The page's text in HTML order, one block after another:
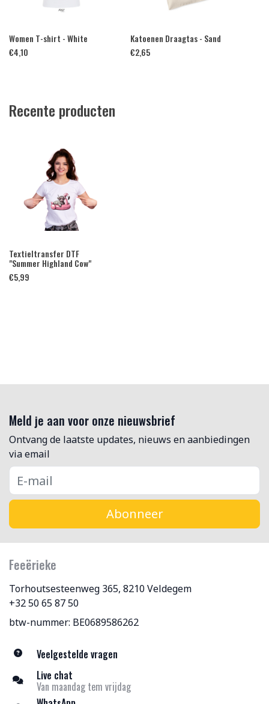
Women T-shirt - White
€4,10
Katoenen Draagtas - Sand
€2,65
Recente producten
Textieltransfer DTF
"Summer Highland Cow"
€5,99
Meld je aan voor onze nieuwsbrief
Ontvang de laatste updates, nieuws en aanbiedingen
via email
Abonneer
Feeërieke
Torhoutsesteenweg 365, 8210 Veldegem
+32 50 65 87 50
btw-nummer: BE0689586262
Veelgestelde vragen
Live chat
Van maandag tem vrijdag